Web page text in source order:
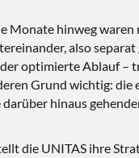
Monate hinweg
also
optimierte Ablauf
Grund wichtig:
hinaus
die UNITAS ihre